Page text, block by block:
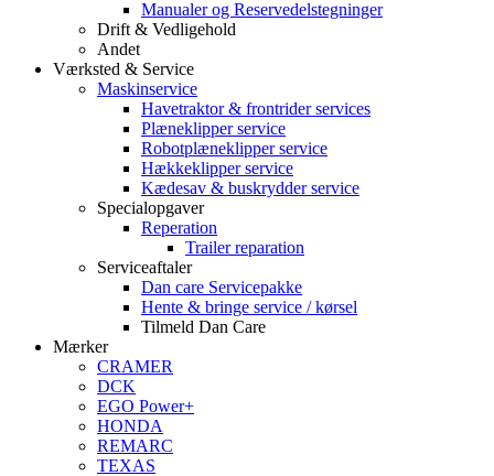
Manualer og Reservedelstegninger
Drift & Vedligehold
Andet
Værksted & Service
Maskinservice
Havetraktor & frontrider services
Plæneklipper service
Robotplæneklipper service
Hækkeklipper service
Kædesav & buskrydder service
Specialopgaver
Reperation
Trailer reparation
Serviceaftaler
Dan care Servicepakke
Hente & bringe service / kørsel
Tilmeld Dan Care
Mærker
CRAMER
DCK
EGO Power+
HONDA
REMARC
TEXAS